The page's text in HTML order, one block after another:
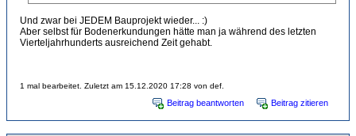
Und zwar bei JEDEM Bauprojekt wieder... :)
Aber selbst für Bodenerkundungen hätte man ja während des letzten
Vierteljahrhunderts ausreichend Zeit gehabt.
1 mal bearbeitet. Zuletzt am 15.12.2020 17:28 von def.
Beitrag beantworten Beitrag zitieren